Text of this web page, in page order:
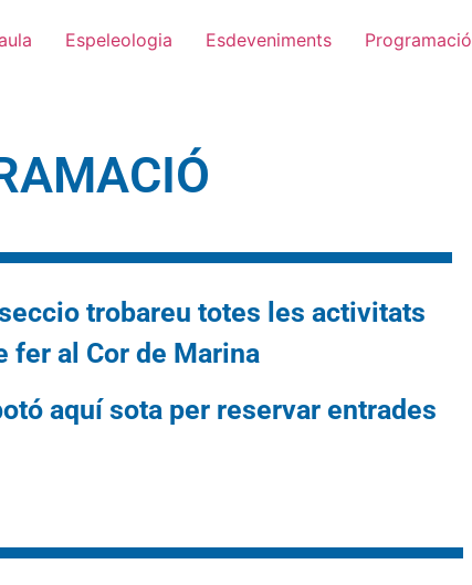
Espeleologia Esdeveniments Programació
trobareu totes les activitats
fer al Cor de Marina
aquí sota per reservar entrades